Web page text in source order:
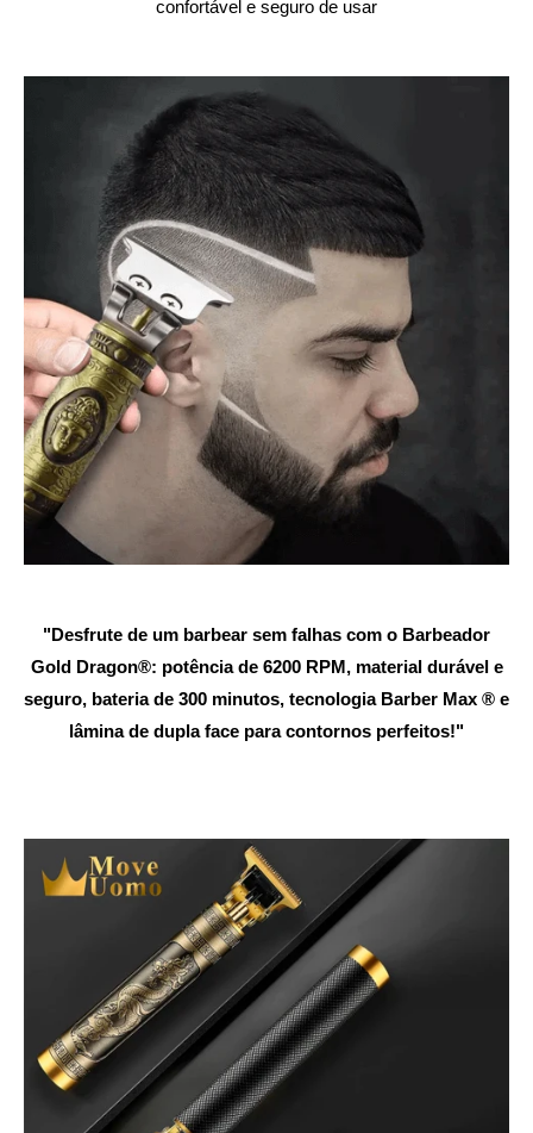
confortável e seguro de usar
"Desfrute de um barbear sem falhas com o Barbeador
Gold Dragon®: potência de 6200 RPM, material durável e
seguro, bateria de 300 minutos, tecnologia Barber Max ® e
lâmina de dupla face para contornos perfeitos!"